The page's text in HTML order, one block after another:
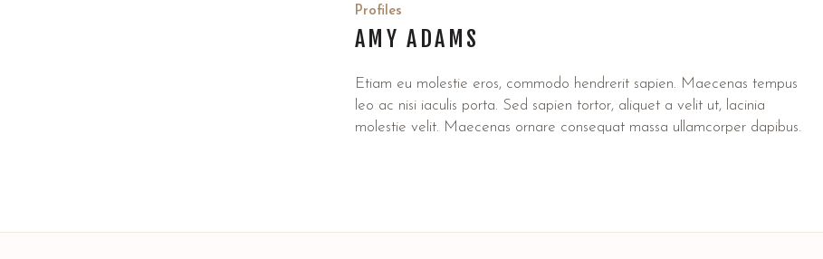
Profiles
AMY ADAMS
Etiam eu molestie eros, commodo hendrerit sapien. Maecenas tempus
leo ac nisi iaculis porta. Sed sapien tortor, aliquet a velit ut, lacinia
molestie velit. Maecenas ornare consequat massa ullamcorper dapibus.